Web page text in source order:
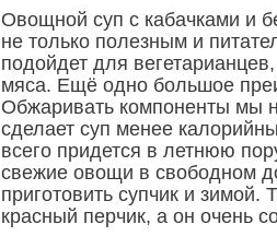
Овощной суп с кабачками и
не только полезным и
подойдет для
мяса. Ещё одно большое
Обжаривать компоненты мы
сделает суп менее
всего придется в летнюю
свежие овощи в свободном
приготовить супчик и
красный перчик, а он очень